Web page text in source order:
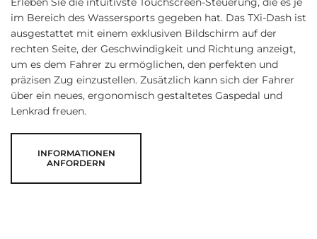
im Bereich des Wassersports gegeben hat. Das TXi-Dash ist
ausgestattet mit einem exklusiven Bildschirm auf der
rechten Seite, der Geschwindigkeit und Richtung anzeigt,
um es dem Fahrer zu ermöglichen, den perfekten und
präzisen Zug einzustellen. Zusätzlich kann sich der Fahrer
über ein neues, ergonomisch gestaltetes Gaspedal und
Lenkrad freuen.
INFORMATIONEN
ANFORDERN